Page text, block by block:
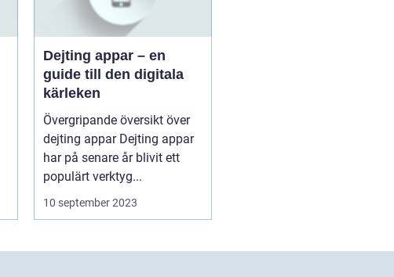
Dejting appar – en
guide till den digitala
kärleken
Övergripande översikt över
dejting appar Dejting appar
har på senare år blivit ett
populärt verktyg...
10 september 2023